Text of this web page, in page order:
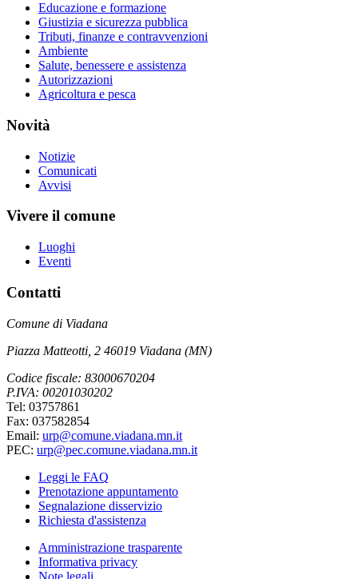
Educazione e formazione
Giustizia e sicurezza pubblica
Tributi, finanze e contravvenzioni
Ambiente
Salute, benessere e assistenza
Autorizzazioni
Agricoltura e pesca
Novità
Notizie
Comunicati
Avvisi
Vivere il comune
Luoghi
Eventi
Contatti
Comune di Viadana
Piazza Matteotti, 2 46019 Viadana (MN)
Codice fiscale: 83000670204
P.IVA: 00201030202
Tel: 03757861
Fax: 037582854
Email: urp@comune.viadana.mn.it
PEC: urp@pec.comune.viadana.mn.it
Leggi le FAQ
Prenotazione appuntamento
Segnalazione disservizio
Richiesta d'assistenza
Amministrazione trasparente
Informativa privacy
Note legali